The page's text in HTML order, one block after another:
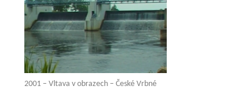
2001 – Vltava v obrazech – České Vrbné